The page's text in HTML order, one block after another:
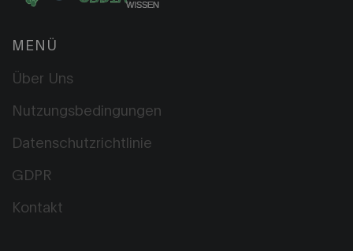
MENÜ
Über Uns
Nutzungsbedingungen
Datenschutzrichtlinie
GDPR
Kontakt